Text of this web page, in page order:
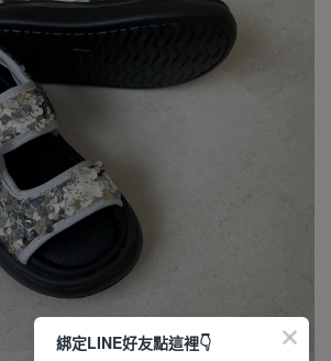
綁定LINE好友點這裡👇